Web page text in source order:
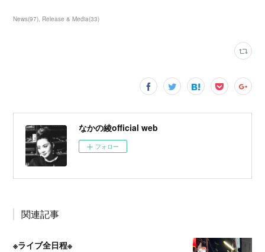
News(97) Release & Media(33)
なかの綾official web
フォロー
関連記事
※ライブ全日程※